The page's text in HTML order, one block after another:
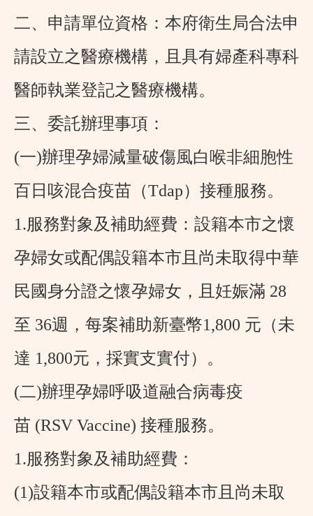
二、申請單位資格：本府衛生局合法申
請設立之醫療機構，且具有婦產科專科
醫師執業登記之醫療機構。
三、委託辦理事項：
(一)辦理孕婦減量破傷風白喉非細胞性
百日咳混合疫苗（Tdap）接種服務。
1.服務對象及補助經費：設籍本市之懷
孕婦女或配偶設籍本市且尚未取得中華
民國身分證之懷孕婦女，且妊娠滿 28
至 36週，每案補助新臺幣1,800 元（未
達 1,800元，採實支實付）。
(二)辦理孕婦呼吸道融合病毒疫
苗 (RSV Vaccine) 接種服務。
1.服務對象及補助經費：
(1)設籍本市或配偶設籍本市且尚未取